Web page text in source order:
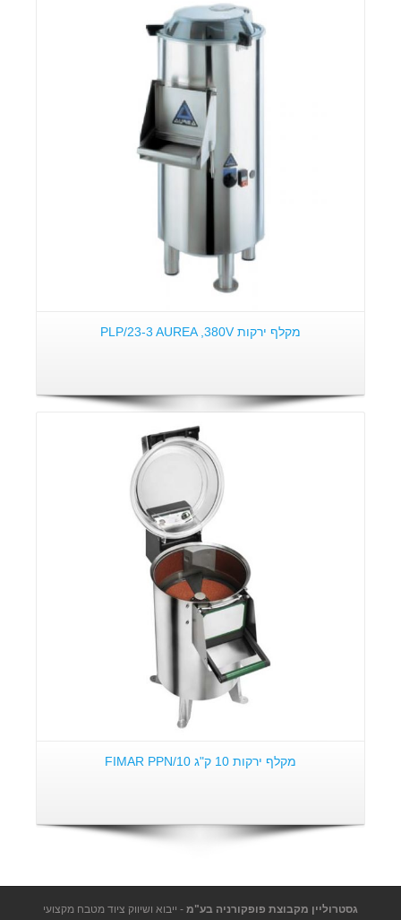
מקלף ירקות PLP/23-3 AUREA ,380V
פרטים:
מקלף ירקות 10 ק"ג FIMAR PPN/10
גסטרוליין מקבוצת פופקורניה בע"מ - ייבוא ושיווק ציוד מטבח מקצועי